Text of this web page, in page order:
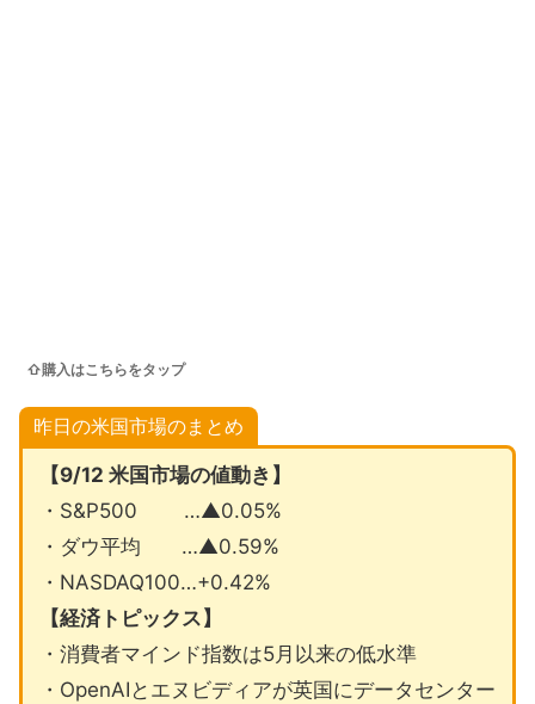
⇧購入はこちらをタップ
昨日の米国市場のまとめ
【9/12 米国市場の値動き】
・S&P500 …▲0.05%
・ダウ平均 …▲0.59%
・NASDAQ100…+0.42%
【経済トピックス】
・消費者マインド指数は5月以来の低水準
・OpenAIとエヌビディアが英国にデータセンター